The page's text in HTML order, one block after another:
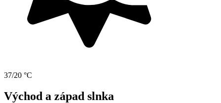
37/20 °C
Východ a západ slnka